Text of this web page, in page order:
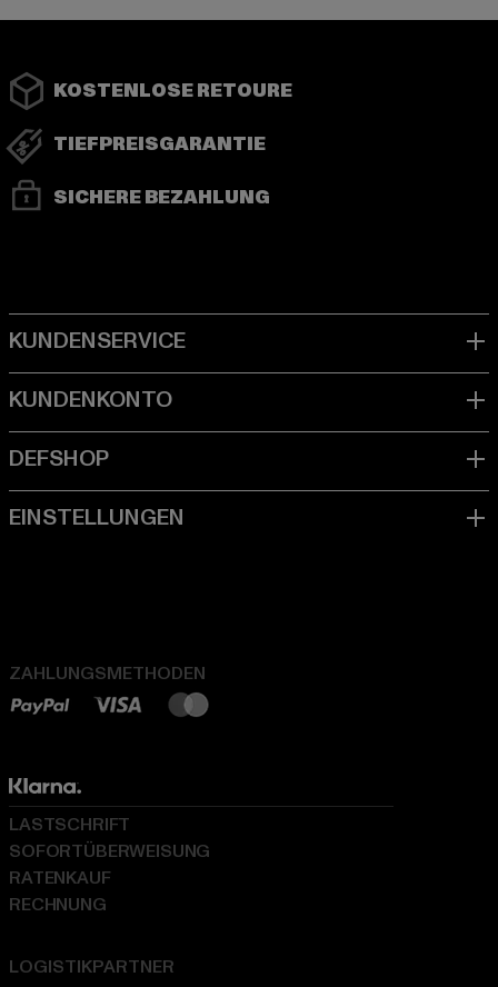
KOSTENLOSE RETOURE
TIEFPREISGARANTIE
SICHERE BEZAHLUNG
ZAHLUNGSMETHODEN
LOGISTIKPARTNER
LASTSCHRIFT
SOFORTÜBERWEISUNG
RATENKAUF
RECHNUNG